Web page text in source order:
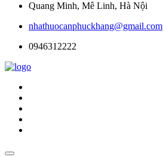
Quang Minh, Mê Linh, Hà Nội
nhathuocanphuckhang@gmail.com
0946312222